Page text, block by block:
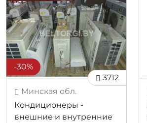
-30%
3712
Минская обл.
Кондиционеры -
внешние и внутренние